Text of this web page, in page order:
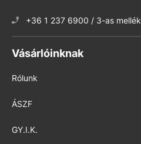
+36 1 237 6900 / 3-as mellék
Vásárlóinknak
Rólunk
ÁSZF
GY.I.K.